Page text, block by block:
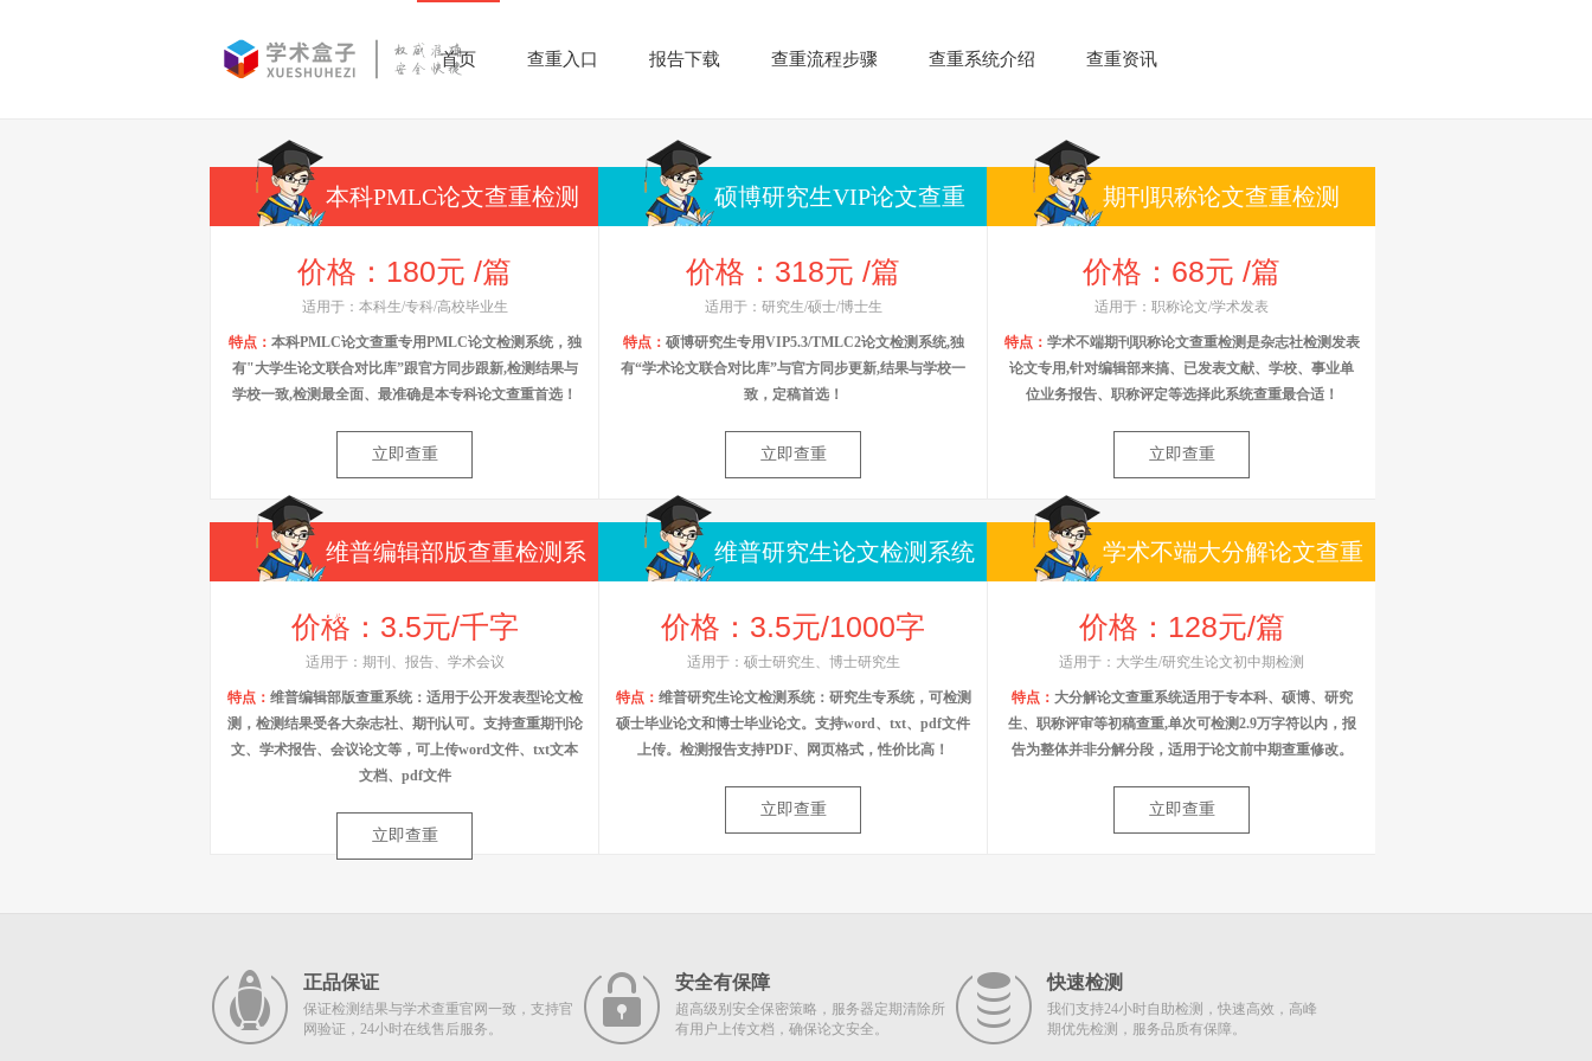
首页 查重入口 报告下载 查重流程步骤 查重系统介绍 查重资讯
本科PMLC论文查重检测
价格：180元 /篇
适用于：本科生/专科/高校毕业生
特点： 本科PMLC论文查重专用PMLC论文检测系统，独
有"大学生论文联合对比库”跟官方同步跟新,检测结果与
学校一致,检测最全面、最准确是本专科论文查重首选！
立即查重
硕博研究生VIP论文查重
价格：318元 /篇
适用于：研究生/硕士/博士生
特点： 硕博研究生专用VIP5.3/TMLC2论文检测系统,独
有“学术论文联合对比库”与官方同步更新,结果与学校一
致，定稿首选！
立即查重
期刊职称论文查重检测
价格：68元 /篇
适用于：职称论文/学术发表
特点： 学术不端期刊职称论文查重检测是杂志社检测发表
论文专用,针对编辑部来搞、已发表文献、学校、事业单
位业务报告、职称评定等选择此系统查重最合适！
立即查重
维普编辑部版查重检测系
统
价格：3.5元/千字
适用于：期刊、报告、学术会议
特点： 维普编辑部版查重系统：适用于公开发表型论文检
测，检测结果受各大杂志社、期刊认可。支持查重期刊论
文、学术报告、会议论文等，可上传word文件、txt文本
文档、pdf文件
立即查重
维普研究生论文检测系统
价格：3.5元/1000字
适用于：硕士研究生、博士研究生
特点： 维普研究生论文检测系统：研究生专系统，可检测
硕士毕业论文和博士毕业论文。支持word、txt、pdf文件
上传。检测报告支持PDF、网页格式，性价比高！
立即查重
学术不端大分解论文查重
价格：128元/篇
适用于：大学生/研究生论文初中期检测
特点： 大分解论文查重系统适用于专本科、硕博、研究
生、职称评审等初稿查重,单次可检测2.9万字符以内，报
告为整体并非分解分段，适用于论文前中期查重修改。
立即查重
正品保证
保证检测结果与学术查重官网一致，支持官
网验证，24小时在线售后服务。
安全有保障
超高级别安全保密策略，服务器定期清除所
有用户上传文档，确保论文安全。
快速检测
我们支持24小时自助检测，快速高效，高峰
期优先检测，服务品质有保障。